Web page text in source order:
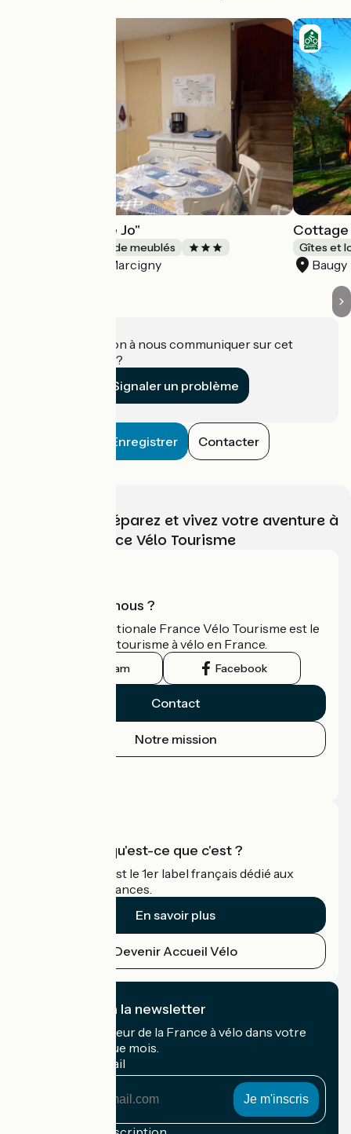
Gîte "L'étape de Jo"
Gîtes et locations de meublés
Marcigny
Cottage
Gîtes et
Baugy
Une information à nous communiquer sur cet
établissement ?
Signaler un problème
Enregistrer Contacter
Choisissez, préparez et vivez votre aventure à
vélo avec France Vélo Tourisme
Qui sommes-nous ?
L'association nationale France Vélo Tourisme est le
guide officiel du tourisme à vélo en France.
Instagram Facebook
Contact
Notre mission
Accueil Vélo qu'est-ce que c'est ?
Accueil Vélo c'est le 1er label français dédié aux
cyclistes en vacances.
En savoir plus
Devenir Accueil Vélo
Je m'abonne à la newsletter
Recevez le meilleur de la France à vélo dans votre
boîte mail chaque mois.
Mon adresse mail